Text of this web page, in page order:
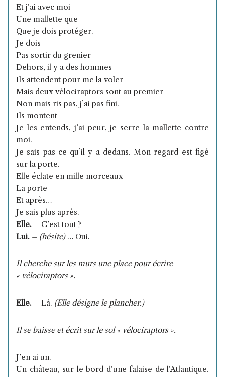
Et j’ai avec moi
Une mallette que
Que je dois protéger.
Je dois
Pas sortir du grenier
Dehors, il y a des hommes
Ils attendent pour me la voler
Mais deux vélociraptors sont au premier
Non mais ris pas, j’ai pas fini.
Ils montent
Je les entends, j’ai peur, je serre la mallette contre
moi.
Je sais pas ce qu’il y a dedans. Mon regard est figé
sur la porte.
Elle éclate en mille morceaux
La porte
Et après…
Je sais plus après.
Elle. – C’est tout ?
Lui. – (hésite)… Oui.
Il cherche sur les murs une place pour écrire
« vélociraptors ».
Elle. – Là. (Elle désigne le plancher.)
Il se baisse et écrit sur le sol « vélociraptors ».
J’en ai un.
Un château, sur le bord d’une falaise de l’Atlantique.